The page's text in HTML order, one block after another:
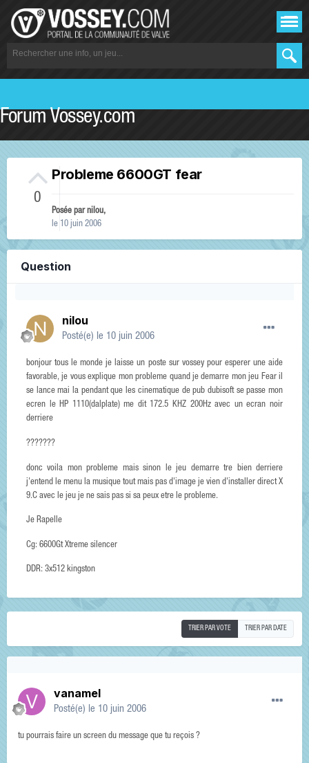
Forum Vossey.com
0
Probleme 6600GT fear
Posée parnilou,
le 10 juin 2006
Question
nilou
Posté(e) le 10 juin 2006
bonjour tous le monde je laisse un poste sur vossey pour esperer une aide
favorable, je vous explique mon probleme quand je demarre mon jeu Fear il
se lance mai la pendant que les cinematique de pub dubisoft se passe mon
ecren le HP 1110(dalplate) me dit 172.5 KHZ 200Hz avec un ecran noir
derriere
???????
donc voila mon probleme mais sinon le jeu demarre tre bien derriere
j'entend le menu la musique tout mais pas d'image je vien d'installer direct X
9.C avec le jeu je ne sais pas si sa peux etre le probleme.
Je Rapelle
Cg: 6600Gt Xtreme silencer
DDR: 3x512 kingston
TRIER PAR VOTE TRIER PAR DATE
vanamel
Posté(e) le 10 juin 2006
tu pourrais faire un screen du message que tu reçois ?